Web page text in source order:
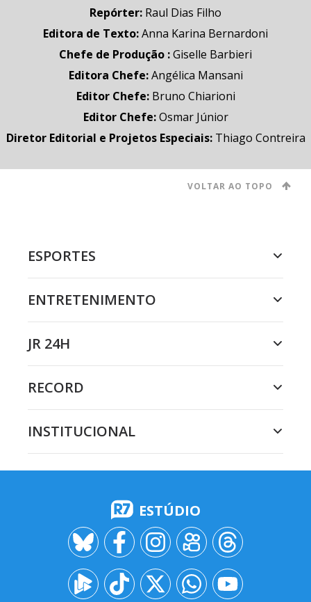
Repórter: Raul Dias Filho
Editora de Texto:Anna Karina Bernardoni
Chefe de Produção :Giselle Barbieri
Editora Chefe:Angélica Mansani
Editor Chefe: Bruno Chiarioni
Editor Chefe:Osmar Júnior
Diretor Editorial e Projetos Especiais: Thiago Contreira
VOLTAR AO TOPO
ESPORTES
ENTRETENIMENTO
JR 24H
RECORD
INSTITUCIONAL
ESTÚDIO